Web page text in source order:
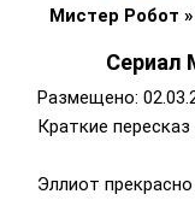
Мистер Робот
Сериал
Размещено:
Краткие
Эллиот